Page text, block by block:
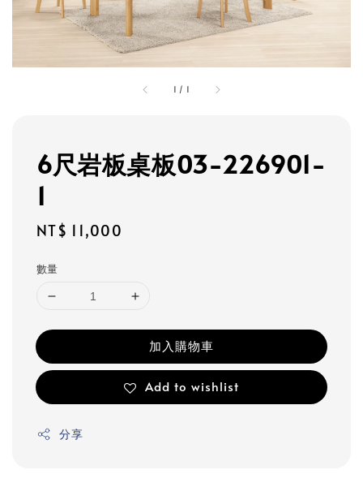
1 / 1
6尺岩板桌板03-226901-
1
Regular
NT$ 11,000
數量
加入購物車
Add to wishlist
分享